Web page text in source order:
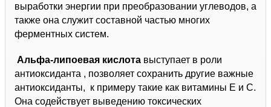
выработки энергии при преобразовании углеводов, а
также она служит составной частью многих
ферментных систем.
Альфа-липоевая кислота выступает в роли
антиоксиданта , позволяет сохранить другие важные
антиоксиданты, к примеру такие как витамины Е и С.
Она содействует выведению токсических